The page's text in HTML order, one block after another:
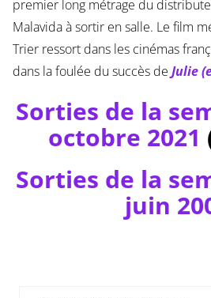
premier long métrage du
Malavida à sortir en salle. Le film
Trier ressort dans les cinémas
dans la foulée du succès de Julie
Sorties de la
octobre 2021
Sorties de la
juin